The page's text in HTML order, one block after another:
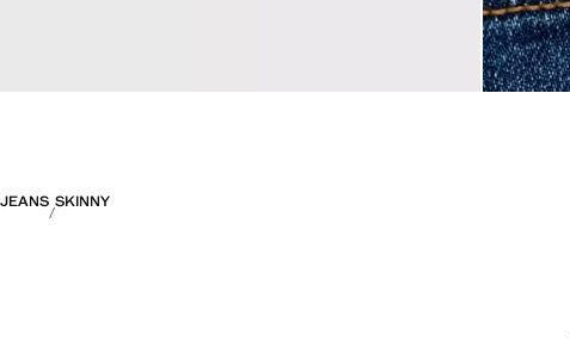
JEANS SKINNY